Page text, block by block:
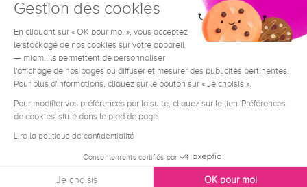
BESOIN D'AIDE ? FR
Conditions générales de vente
Mentions Légales
Contact
Données personnelles
Gestion des cookies
En cliquant sur « OK pour moi », vous acceptez
le stockage de nos cookies sur votre appareil
— miam. Ils permettent de personnaliser
l'affichage de nos pages ou diffuser et mesurer des publicités pertinentes.
Pour plus d'informations, cliquez sur le bouton sur « Je choisis ».
Pour modifier vos préférences par la suite, cliquez sur le lien 'Préférences
de cookies' situé dans le pied de page.
Lire la politique de confidentialité
Consentements certifiés par
Je choisis OK pour moi